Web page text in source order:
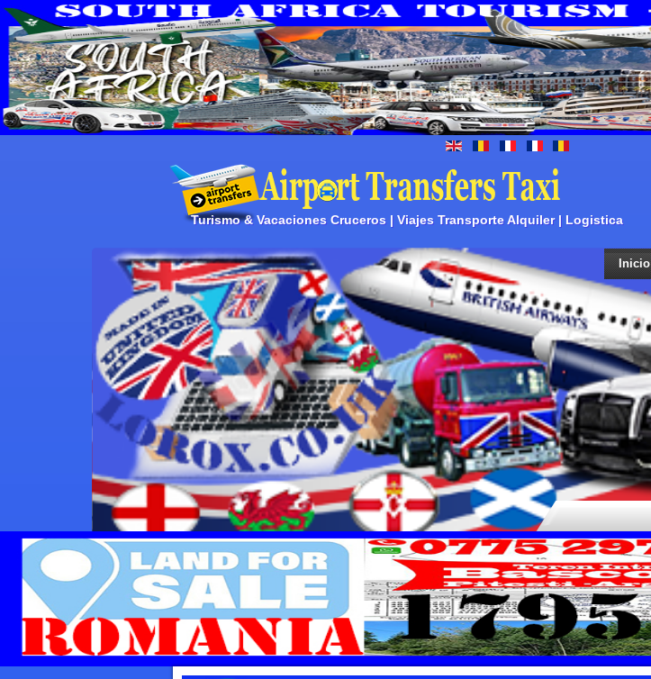
Turismo & Vacaciones Cruceros | Viajes Transporte Alquiler | Logistica
Inicio